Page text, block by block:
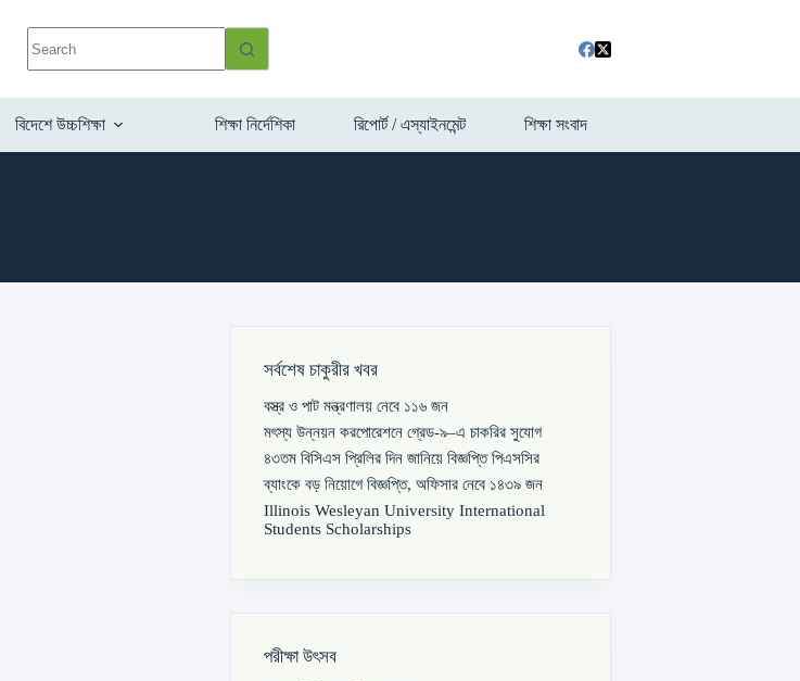
বিদেশে উচ্চশিক্ষা শিক্ষা নির্দেশিকা রিপোর্ট / এস্যাইনমেন্ট শিক্ষা সংবাদ
সর্বশেষ চাকুরীর খবর
বস্ত্র ও পাট মন্ত্রণালয় নেবে ১১৬ জন
মৎস্য উন্নয়ন করপোরেশনে গ্রেড-৯–এ চাকরির সুযোগ
৪৩তম বিসিএস প্রিলির দিন জানিয়ে বিজ্ঞপ্তি পিএসসির
ব্যাংকে বড় নিয়োগে বিজ্ঞপ্তি, অফিসার নেবে ১৪৩৯ জন
Illinois Wesleyan University International
Students Scholarships
পরীক্ষা উৎসব